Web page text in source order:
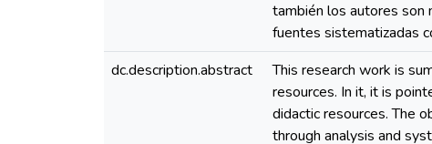
también los autores son
fuentes sistematizadas
dc.description.abstract
This research work is
resources. In it, it is
didactic resources. The
through analysis and